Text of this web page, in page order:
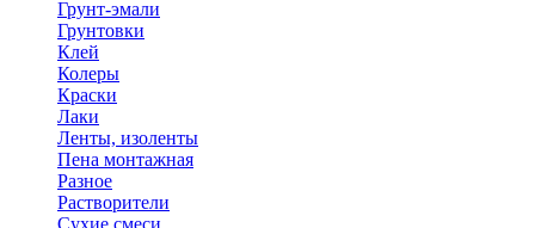
Грунт-эмали
Грунтовки
Клей
Колеры
Краски
Лаки
Ленты, изоленты
Пена монтажная
Разное
Растворители
Сухие смеси